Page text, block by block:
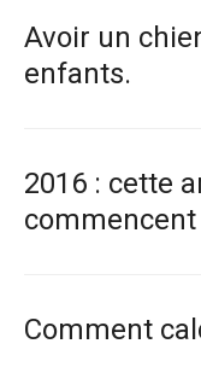
Avoir un
enfants.
2016 : cette
Comment